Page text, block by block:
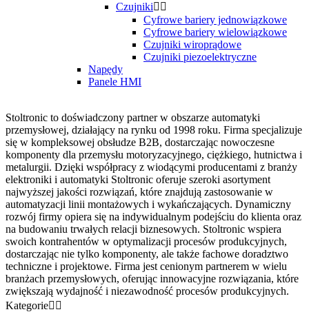
Czujniki 
Cyfrowe bariery jednowiązkowe
Cyfrowe bariery wielowiązkowe
Czujniki wiroprądowe
Czujniki piezoelektryczne
Napędy
Panele HMI
Stoltronic to doświadczony partner w obszarze automatyki
przemysłowej, działający na rynku od 1998 roku. Firma specjalizuje
się w kompleksowej obsłudze B2B, dostarczając nowoczesne
komponenty dla przemysłu motoryzacyjnego, ciężkiego, hutnictwa i
metalurgii. Dzięki współpracy z wiodącymi producentami z branży
elektroniki i automatyki Stoltronic oferuje szeroki asortyment
najwyższej jakości rozwiązań, które znajdują zastosowanie w
automatyzacji linii montażowych i wykańczających. Dynamiczny
rozwój firmy opiera się na indywidualnym podejściu do klienta oraz
na budowaniu trwałych relacji biznesowych. Stoltronic wspiera
swoich kontrahentów w optymalizacji procesów produkcyjnych,
dostarczając nie tylko komponenty, ale także fachowe doradztwo
techniczne i projektowe. Firma jest cenionym partnerem w wielu
branżach przemysłowych, oferując innowacyjne rozwiązania, które
zwiększają wydajność i niezawodność procesów produkcyjnych.
Kategorie 